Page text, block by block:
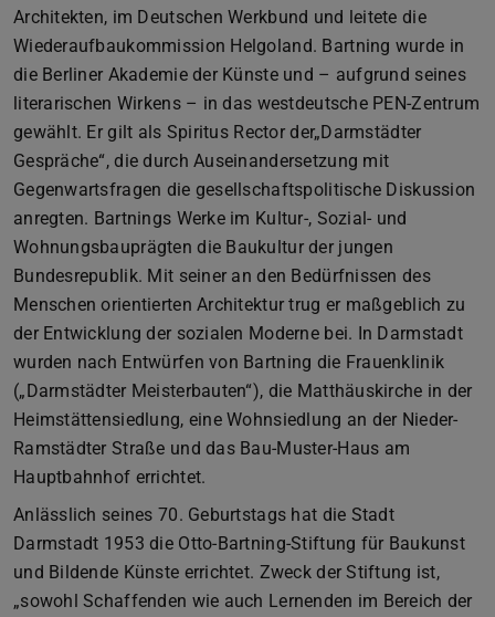
Architekten, im Deutschen Werkbund und leitete die
Wiederaufbaukommission Helgoland. Bartning wurde in
die Berliner Akademie der Künste und – aufgrund seines
literarischen Wirkens – in das westdeutsche PEN-Zentrum
gewählt. Er gilt als Spiritus Rector der„Darmstädter
Gespräche“, die durch Auseinandersetzung mit
Gegenwartsfragen die gesellschaftspolitische Diskussion
anregten. Bartnings Werke im Kultur-, Sozial- und
Wohnungsbauprägten die Baukultur der jungen
Bundesrepublik. Mit seiner an den Bedürfnissen des
Menschen orientierten Architektur trug er maßgeblich zu
der Entwicklung der sozialen Moderne bei. In Darmstadt
wurden nach Entwürfen von Bartning die Frauenklinik
(„Darmstädter Meisterbauten“), die Matthäuskirche in der
Heimstättensiedlung, eine Wohnsiedlung an der Nieder-
Ramstädter Straße und das Bau-Muster-Haus am
Hauptbahnhof errichtet.
Anlässlich seines 70. Geburtstags hat die Stadt
Darmstadt 1953 die Otto-Bartning-Stiftung für Baukunst
und Bildende Künste errichtet. Zweck der Stiftung ist,
„sowohl Schaffenden wie auch Lernenden im Bereich der